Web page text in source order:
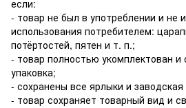
если:
- товар не был в употреблении и не
использования потребителем:
потёртостей, пятен и т. п.;
- товар полностью укомплектован и
упаковка;
- сохранены все ярлыки и
- товар сохраняет товарный вид и